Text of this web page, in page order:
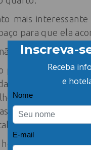
mais
para que ela
deveria afastar
precisa se
existe
a experiência
repetitivas e
nunca